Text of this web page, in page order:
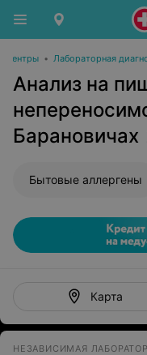
центры • Лабораторная
Анализ на
Барановичах
Бытовые аллергены
Карта
НЕЗАВИСИМАЯ